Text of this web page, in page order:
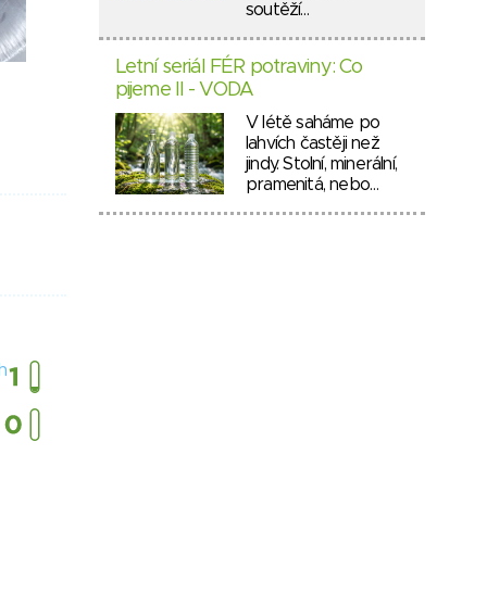
soutěží…
Letní seriál FÉR potraviny: Co
pijeme II - VODA
V létě saháme po
lahvích častěji než
jindy. Stolní, minerální,
pramenitá, nebo…